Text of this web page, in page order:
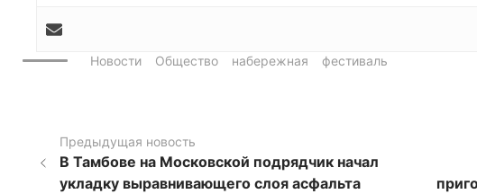
Новости Общество набережная фестиваль
Предыдущая новость
В Тамбове на Московской подрядчик начал
укладку выравнивающего слоя асфальта